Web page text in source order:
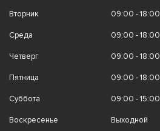
Вторник 09:00 - 18:00
Среда 09:00 - 18:00
Четверг 09:00 - 18:00
Пятница 09:00 - 18:00
Суббота 09:00 - 15:00
Воскресенье Выходной